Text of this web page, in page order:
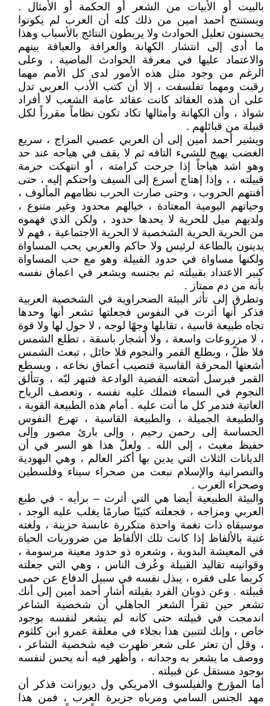
بالبيت أو الأبيات من الشعر أو الحكمة أو الأمثال .
ويستنتج احمد امين من ذلك كله أن العرب لم يكونوا
يحسنون تعليل الحوادث ولا يربطون النتائج بالأسباب وهذا
ما أدى إلى انتشار الكهانة والعرافة والعيافة بينهم
والاعتماد عليها في معرفة الحوادث الماضية ، وعلى
الرغم من وجود مثل هذه الأمور لدى كل الأمم مهما
رقيت ومهما تفلسفت ، إلا أن كتب الأدب العربي تدل
على أن هذه العقائد كانت عقائد عامة الشعب لا أفراد
شواذ ، وأن الكهانة وأمثالها تكاد تكون نظاماً مقرراً لكل
قبيلة من قبائلهم .
ويشير أحمد أمين إلى أن العربي عصبي المزاج ، سريع
الغضب يهيج للشيء التافه ثم لا يقف في هياجه عند حد
وهو اشد هياجاً إذا جرحت كرامته ، أو انتهكت حرمة
قبيلته ، ، وإذا إهتاج أسرع إلى السيف واحتكم إليه ، حتى
أفنتهم الحروب ، وحتى صارت الحرب نظامهم المألوف ،
وحياتهم اليومية المعتادة ، خيالهم محدود وغير متنوع ،
ولديهم ميل للحرية لا يحدها حدود ، ولكن الذي فهموه
من الحرية الحرية الشخصية لا الحرية الاجتماعية ، فهم لا
يدينون بالطاعة لرئيس ولا حاكم والعربي يحب المساواة
ولكنها مساواة في حدود القبيلة وهو مع حب المساواة
كبير الاعتداد بقبيلته ثم بجنسه ويشعر في اعماق نفسه
بأنه من دم ممتاز .
وتطرق إلى تأثر البيئة الصحراوية في الشخصية العربية
فذكر أنها أثرت في النفوس فجعلتها تشعر أنها وحدها
تجاه طبيعة قاسية ، تقابلها وجهًا لوجه ، لا حول لها ولا قوة
، لا مزروعات واسعة ، ولا أشجار باسقة ، تطلع الشمس
فلا ظلّ ، ويطلع القمر والنجوم فلا حائل ، تبعث الشمس
أشعتها المحرقة القاسية فتصيب أعماق نخاعه ، ويسطع
القمر فيرسل أشعته الفضية الوادعة فتبهر لبّه ، وتتألق
النجوم في السماء فتملك عليه نفسه ، وتعصف الرياح
العاتية فتدمر كل ما أتت عليه . أمام هذه الطبيعة القوية ،
والطبيعة الجميلة ، والطبيعة القاسية ، تهرع النفوس
الحساسة إلى رحمن رحيم ، وإلى بارئ مصور وإلى
حفيظ مغيث ، إلى الله . ولعلّ هذا هو السر في أن
الديانات الثلاث التي يدين بها أكثر العالم ، وهي اليهودية
والنصرانية والإسلام نبعت من صحراء سيناء وفلسطين
وصحراء العرب .
والبيئة الطبيعية أيضا هي التي أثرت – برأيه - في طبع
العربي ومزاجه ، فجعلته كئيبًا صارمًا يغلب عليه الوجد ،
موسيقاه ذات نغمة واحدة متكررة عابسة حزينة ، ولغته
غنية بالألفاظ إذا كانت تلك الألفاظ من ضروريات الحياة
في المعيشة البدوية ، وشعره ذو حدود معينة مرسومة ،
وقوانينه تقاليد القبيلة وعُرف الناس ، وهي التي جعلته
كريما على فقره ، يبذل نفسه في سبيل الدفاع عن حمى
قبيلته . وعن ذوبان الفرد بقيلته أشار أحمد أمين إلى أنك
تشعر حين تقرأ الشعر الجاهلي أن شخصية الشاعر
اندمجت في قبيلته حتى كانه لم يشعر لنفسه بوجود
خاص ، وإنك لتتبين هذا بجلاء في معلقة عمرو ابن كلثوم
، وقل أن تعثر على شعر ظهرت فيه شخصية الشاعر ،
ووصف ما يشعر به وجدانه ، وأظهر فيه أنه يحس لنفسه
بوجود مستقل عن قبيلته .
أما المؤرخ والفيلسوف الامريكي ول ديورانت فذكر أن
مهد الجنس السامي ومرباه جزيرة العرب ، فمن هذا